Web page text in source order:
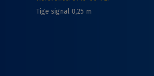
Tige signal 0,25 m